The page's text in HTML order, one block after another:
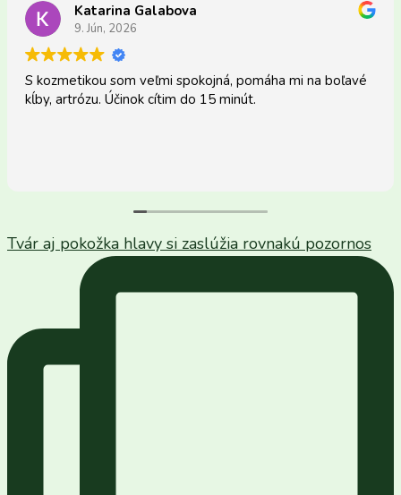
Katarina Galabova
9. Jún, 2026
kozmetikou som veľmi spokojná, pomáha mi na boľavé
artrózu. Účinok cítim do 15 minút.
Tvár aj pokožka hlavy si zaslúžia rovnakú pozornos